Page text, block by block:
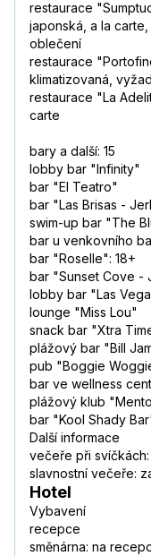
restaurace
japonská, a la
oblečení
restaurace
klimatizovaná,
restaurace "La
carte
bary a další: 15
lobby bar "Infinity"
bar "El Teatro"
bar "Las Brisas -
swim-up bar "The
bar u venkovního
bar "Roselle": 18+
bar "Sunset Cove -
lobby bar "Las
lounge "Miss Lou"
snack bar "Xtra
plážový bar "Bill
pub "Boggie
bar ve wellness
plážový klub
bar "Kool Shady
Další informace
večeře při
slavnostní večeře:
Hotel
Vybavení
recepce
směnárna: na